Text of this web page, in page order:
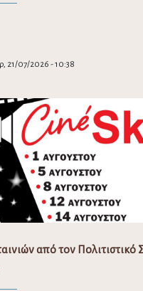
21/07/2026 - 10:38
από τον Πολιτιστικό